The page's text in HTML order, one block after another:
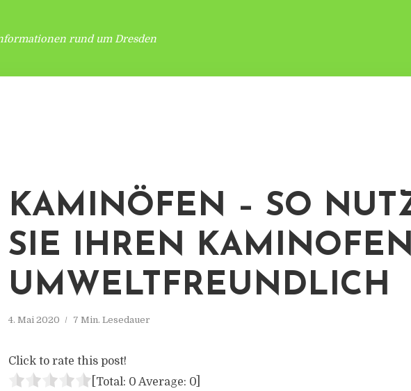
rund um Dresden
KAMINÖFEN – SO
SIE IHREN KAMINOFEN
UMWELTFREUNDLICH
4. Mai 2020 7 Min. Lesedauer
Click to rate this post!
[Total: 0 Average: 0